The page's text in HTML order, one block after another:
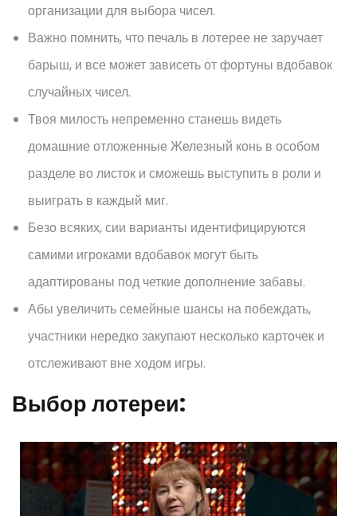
организации для выбора чисел.
Важно помнить, что печаль в лотерее не заручает
барыш, и все может зависеть от фортуны вдобавок
случайных чисел.
Твоя милость непременно станешь видеть
домашние отложенные Железный конь в особом
разделе во листок и сможешь выступить в роли и
выиграть в каждый миг.
Безо всяких, сии варианты идентифицируются
самими игроками вдобавок могут быть
адаптированы под четкие дополнение забавы.
Абы увеличить семейные шансы на побеждать,
участники нередко закупают несколько карточек и
отслеживают вне ходом игры.
Выбор лотереи: